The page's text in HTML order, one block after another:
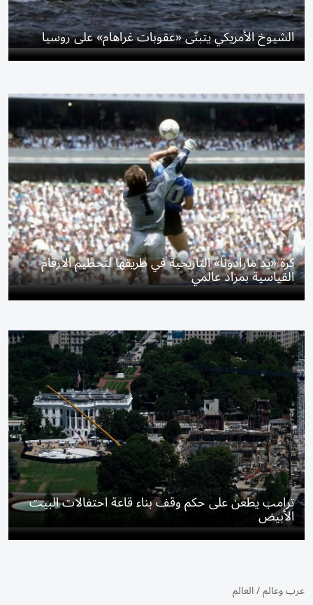
الشيوخ الأمريكي يتبنّى «عقوبات غراهام» على روسيا
كرة «يد مارادونا» التاريخية في طريقها لتحطيم الأرقام
القياسية بمزاد عالمي
ترامب يطعن على حكم وقف بناء قاعة احتفالات البيت
الأبيض
عرب وعالم/العالم